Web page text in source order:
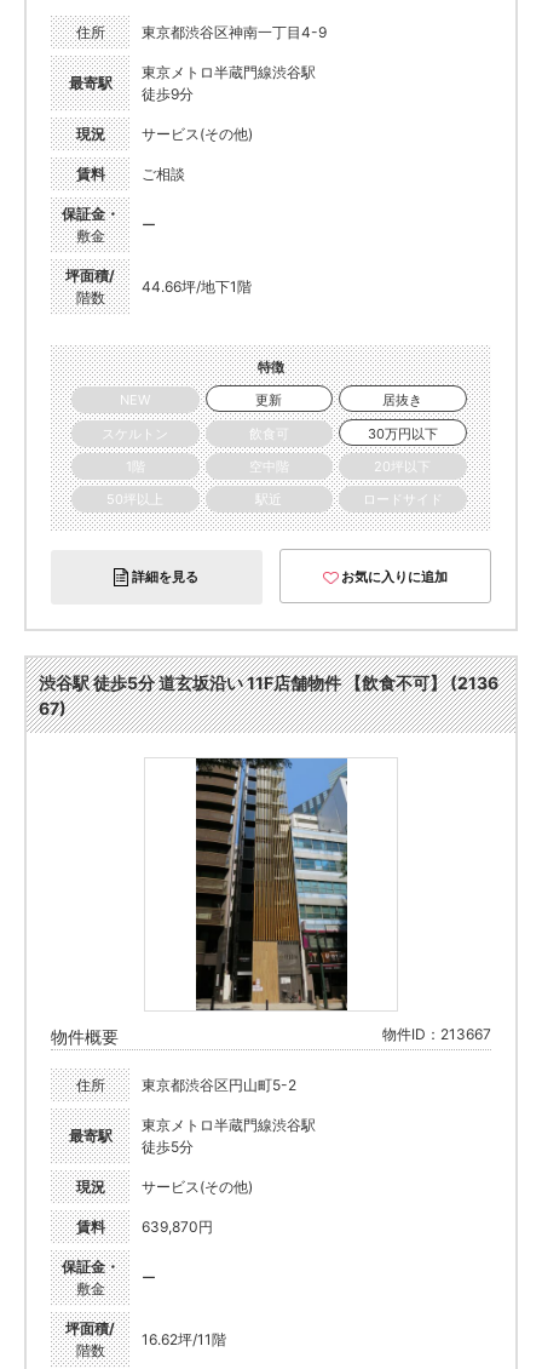
住所 東京都渋谷区神南一丁目4-9
最寄駅
東京メトロ半蔵門線渋谷駅
徒歩9分
現況 サービス(その他)
賃料 ご相談
保証金・
敷金
ー
坪面積/
階数
44.66坪/地下1階
特徴
NEW
更新
居抜き
スケルトン
飲食可
30万円以下
1階
空中階
20坪以下
50坪以上
駅近 ロードサイド
詳細を見る お気に入りに追加
渋谷駅 徒歩5分 道玄坂沿い 11F店舗物件 【飲食不可】 (2136
67)
物件概要 物件ID：213667
住所 東京都渋谷区円山町5-2
最寄駅
東京メトロ半蔵門線渋谷駅
徒歩5分
現況 サービス(その他)
賃料 639,870円
保証金・
敷金
ー
坪面積/
階数
16.62坪/11階